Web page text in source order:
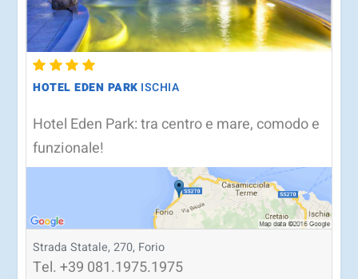
HOTEL EDEN PARK ISCHIA
Hotel Eden Park: tra centro e mare, comodo e
funzionale!
Strada Statale, 270, Forio
Tel.+39 081.1975.1975